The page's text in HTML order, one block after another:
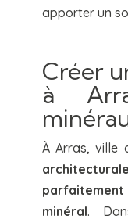
apporter un
Créer
à
À Arras, ville
parfaitement
minéral.